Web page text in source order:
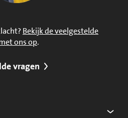
Bekijk de veelgestelde
ons op.
vragen